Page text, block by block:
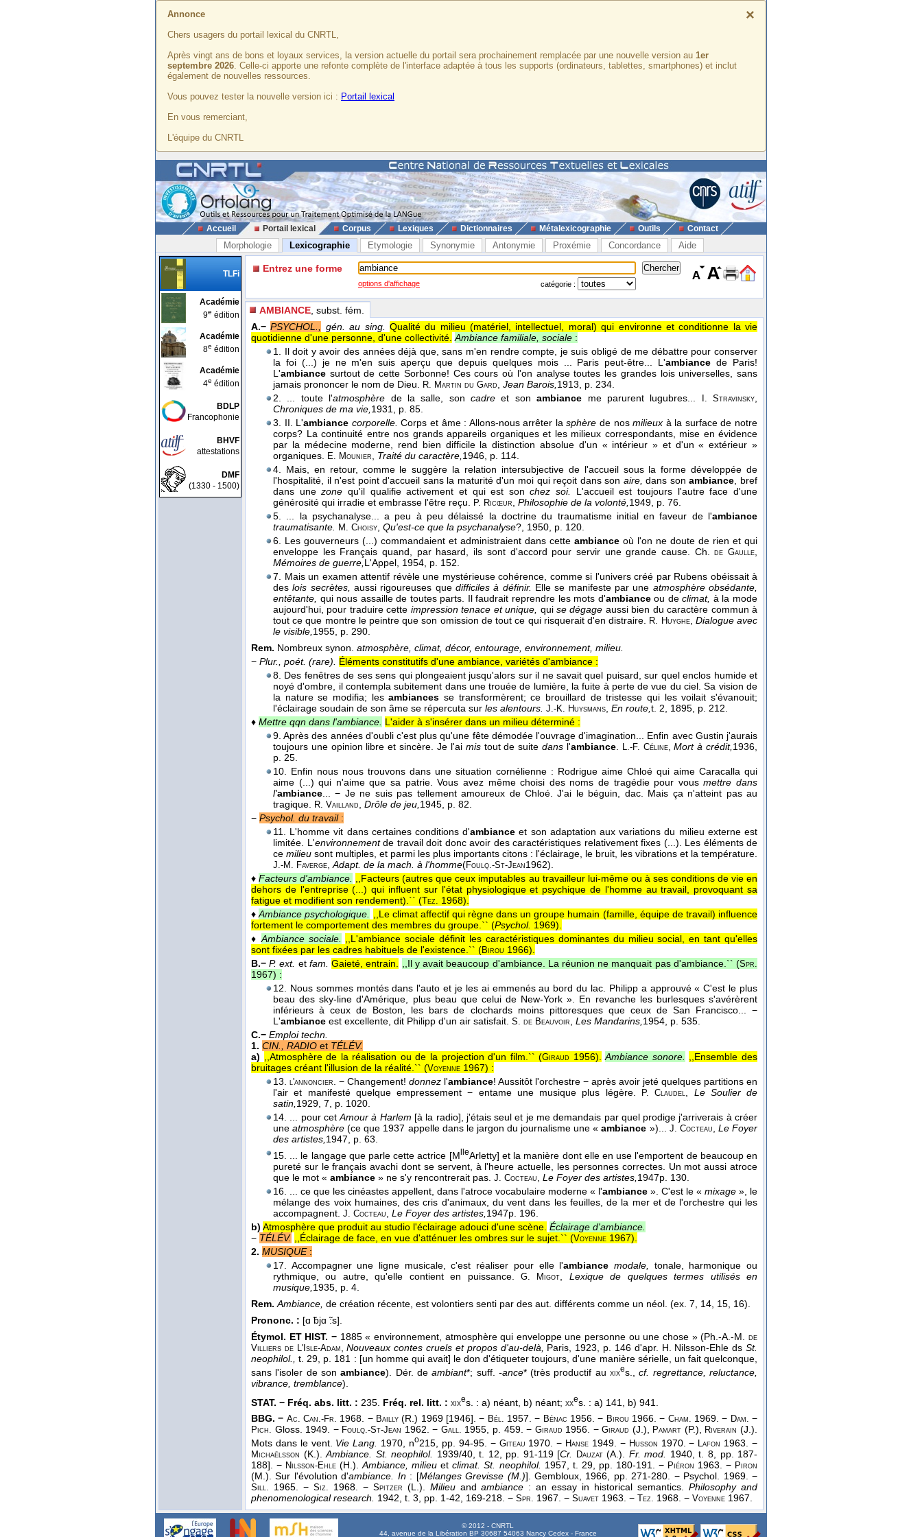
×
Annonce
Chers usagers du portail lexical du CNRTL,
Après vingt ans de bons et loyaux services, la version actuelle du portail sera prochainement remplacée par une nouvelle version au 1er
septembre 2026. Celle-ci apporte une refonte complète de l'interface adaptée à tous les supports (ordinateurs, tablettes, smartphones) et inclut
également de nouvelles ressources.
Vous pouvez tester la nouvelle version ici : Portail lexical
En vous remerciant,
L'équipe du CNRTL
Accueil Portail lexical Corpus Lexiques Dictionnaires Métalexicographie Outils Contact
Morphologie Lexicographie Etymologie Synonymie Antonymie Proxémie Concordance Aide
TLFi
Académie
9e édition
Académie
8e édition
Académie
4e édition
BDLP
Francophonie
BHVF
attestations
DMF
(1330 - 1500)
Entrez une forme
options d'affichage catégorie :
AMBIANCE , subst. fém.
A.− PSYCHOL., gén. au sing. Qualité du milieu (matériel, intellectuel, moral) qui environne et conditionne la vie
quotidienne d'une personne, d'une collectivité. Ambiance familiale, sociale :
1. Il doit y avoir des années déjà que, sans m'en rendre compte, je suis obligé de me débattre pour conserver
la foi (...) je ne m'en suis aperçu que depuis quelques mois ... Paris peut-être... L'ambiance de Paris!
L'ambiance surtout de cette Sorbonne! Ces cours où l'on analyse toutes les grandes lois universelles, sans
jamais prononcer le nom de Dieu. R. Martin du Gard, Jean Barois,1913, p. 234.
2. ... toute l'atmosphère de la salle, son cadre et sonambiance me parurent lugubres... I. Stravinsky,
Chroniques de ma vie,1931, p. 85.
3. II. L'ambiance corporelle.Corps et âme : Allons-nous arrêter lasphère de nosmilieux à la surface de notre
corps? La continuité entre nos grands appareils organiques et les milieux correspondants, mise en évidence
par la médecine moderne, rend bien difficile la distinction absolue d'un « intérieur » et d'un « extérieur »
organiques. E. Mounier, Traité du caractère,1946, p. 114.
4. Mais, en retour, comme le suggère la relation intersubjective de l'accueil sous la forme développée de
l'hospitalité, il n'est point d'accueil sans la maturité d'un moi qui reçoit dans son aire, dans sonambiance, bref
dans unezone qu'il qualifie activement et qui est sonchez soi.
L'accueil est toujours l'autre face d'une
générosité qui irradie et embrasse l'être reçu. P. Ricœur, Philosophie de la volonté,1949, p. 76.
5. ... la psychanalyse... a peu à peu délaissé la doctrine du traumatisme initial en faveur de l'ambiance
traumatisante. M. Choisy, Qu'est-ce que la psychanalyse?, 1950, p. 120.
6. Les gouverneurs (...) commandaient et administraient dans cette ambiance où l'on ne doute de rien et qui
enveloppe les Français quand, par hasard, ils sont d'accord pour servir une grande cause. Ch.de Gaulle,
Mémoires de guerre,L'Appel, 1954, p. 152.
7. Mais un examen attentif révèle une mystérieuse cohérence, comme si l'univers créé par Rubens obéissait à
deslois secrètes, aussi rigoureuses quedifficiles à définir. Elle se manifeste par une atmosphère obsédante,
entêtante, qui nous assaille de toutes parts. Il faudrait reprendre les mots d'ambianceou declimat, à la mode
aujourd'hui, pour traduire cette impression tenace et unique, qui se dégage aussi bien du caractère commun à
tout ce que montre le peintre que son omission de tout ce qui risquerait d'en distraire. R. Huyghe, Dialogue avec
le visible,1955, p. 290.
Rem. Nombreux synon. atmosphère, climat, décor, entourage, environnement, milieu.
− Plur., poét. (rare). Éléments constitutifs d'une ambiance, variétés d'ambiance :
8. Des fenêtres de ses sens qui plongeaient jusqu'alors sur il ne savait quel puisard, sur quel enclos humide et
noyé d'ombre, il contempla subitement dans une trouée de lumière, la fuite à perte de vue du ciel. Sa vision de
la nature se modifia; lesambiancesse transformèrent; ce brouillard de tristesse qui les voilait s'évanouit;
l'éclairage soudain de son âme se répercuta sur les alentours. J.-K. Huysmans, En route,t. 2, 1895, p. 212.
♦ Mettre qqn dans l'ambiance. L'aider à s'insérer dans un milieu déterminé :
9. Après des années d'oubli c'est plus qu'une fête démodée l'ouvrage d'imagination... Enfin avec Gustin j'aurais
toujours une opinion libre et sincère. Je l'ai mistout de suitedans l'ambiance. L.-F. Céline,Mort à crédit,1936,
p. 25.
10. Enfin nous nous trouvons dans une situation cornélienne : Rodrigue aime Chloé qui aime Caracalla qui
aime (...) qui n'aime que sa patrie. Vous avez même choisi des noms de tragédie pour vousmettre dans
l'ambiance... − Je ne suis pas tellement amoureux de Chloé. J'ai le béguin, dac. Mais ça n'atteint pas au
tragique. R. Vailland, Drôle de jeu,1945, p. 82.
− Psychol. du travail:
11. L'homme vit dans certaines conditions d'ambianceet son adaptation aux variations du milieu externe est
limitée. L'environnementde travail doit donc avoir des caractéristiques relativement fixes (...). Les éléments de
ce milieu sont multiples, et parmi les plus importants citons : l'éclairage, le bruit, les vibrations et la température.
J.-M. Faverge,Adapt. de la mach. à l'homme(Foulq.-St-Jean1962).
♦Facteurs d'ambiance. ,,Facteurs (autres que ceux imputables au travailleur lui-même ou à ses conditions de vie en
dehors de l'entreprise (...) qui influent sur l'état physiologique et psychique de l'homme au travail, provoquant sa
fatigue et modifient son rendement).`` ( Tez. 1968).
♦Ambiance psychologique. ,,Le climat affectif qui règne dans un groupe humain (famille, équipe de travail) influence
fortement le comportement des membres du groupe.`` (Psychol. 1969).
♦Ambiance sociale. ,,L'ambiance sociale définit les caractéristiques dominantes du milieu social, en tant qu'elles
sont fixées par les cadres habituels de l'existence.`` (Birou 1966).
B.− P. ext. et fam. Gaieté, entrain. ,,Il y avait beaucoup d'ambiance. La réunion ne manquait pas d'ambiance.`` (Spr.
1967) :
12. Nous sommes montés dans l'auto et je les ai emmenés au bord du lac. Philipp a approuvé « C'est le plus
beau des sky-line d'Amérique, plus beau que celui de New-York ». En revanche les burlesques s'avérèrent
inférieurs à ceux de Boston, les bars de clochards moins pittoresques que ceux de San Francisco... −
L'ambiance est excellente, dit Philipp d'un air satisfait. S. de Beauvoir, Les Mandarins,1954, p. 535.
C.− Emploi techn.
1. CIN., RADIO et TÉLÉV.
a) ,,Atmosphère de la réalisation ou de la projection d'un film.`` (Giraud 1956). Ambiance sonore. ,,Ensemble des
bruitages créant l'illusion de la réalité.`` (Voyenne 1967) :
13. l'annoncier. − Changement! donnez l'ambiance! Aussitôt l'orchestre − après avoir jeté quelques partitions en
l'air et manifesté quelque empressement − entame une musique plus légère.
P. Claudel, Le Soulier de
satin,1929, 7, p. 1020.
14. ... pour cetAmour à Harlem [à la radio], j'étais seul et je me demandais par quel prodige j'arriverais à créer
uneatmosphère (ce que 1937 appelle dans le jargon du journalisme une «ambiance »)... J. Cocteau, Le Foyer
des artistes,1947, p. 63.
15. ... le langage que parle cette actrice [M lleArletty] et la manière dont elle en use l'emportent de beaucoup en
pureté sur le français avachi dont se servent, à l'heure actuelle, les personnes correctes. Un mot aussi atroce
que le mot « ambiance » ne s'y rencontrerait pas. J. Cocteau Le Foyer des artistes, 1947p. 130.
16. ... ce que les cinéastes appellent, dans l'atroce vocabulaire moderne « l'ambiance ». C'est le « mixage », le
mélange des voix humaines, des cris d'animaux, du vent dans les feuilles, de la mer et de l'orchestre qui les
accompagnent. J. Cocteau Le Foyer des artistes, 1947p. 196.
b) Atmosphère que produit au studio l'éclairage adouci d'une scène. Éclairage d'ambiance.
− TÉLÉV. ,,Éclairage de face, en vue d'atténuer les ombres sur le sujet.`` (Voyenne 1967).
2. MUSIQUE:
17. Accompagner une ligne musicale, c'est réaliser pour elle l'ambiance modale,
tonale, harmonique ou
rythmique, ou autre, qu'elle contient en puissance. G. Migot
Lexique de quelques termes utilisés en
musique, 1935 , p. 4.
Rem. Ambiance, de création récente, est volontiers senti par des aut. différents comme un néol. (ex. 7, 14, 15, 16).
Prononc. : [ɑ ̃bjɑ ̃:s].
Étymol. ET HIST. −1885 « environnement, atmosphère qui enveloppe une personne ou une chose » (Ph.-A.-M.de
Villiers de L'Isle-Adam
,Nouveaux contes cruels et propos d'au-delà, Paris, 1923, p. 146 d'apr. H. Nilsson-Ehle dsSt.
neophilol.,
t. 29, p. 181 : [un homme qui avait] le don d'étiqueter toujours, d'une manière sérielle, un fait quelconque,
sans l'isoler de sonambiance). Dér. deambiant*; suff. -ance* (très productif auxixes.,cf. regrettance, reluctance,
vibrance, tremblance).
STAT. − Fréq. abs. litt. : 235. Fréq. rel. litt. : xixes. : a) néant, b) néant; xxes. : a) 141, b) 941.
BBG. − Ac. Can.-Fr. 1968. − Bailly (R.) 1969 [1946]. − Bél. 1957. − Bénac 1956. − Birou 1966. − Cham. 1969. − Dam. −
Pich. Gloss. 1949. − Foulq.-St-Jean 1962. − Gall. 1955, p. 459. − Giraud 1956. −Giraud (J.), Pamart (P.), Riverain (J.).
Mots dans le vent. Vie Lang. 1970, no215, pp. 94-95. − Giteau 1970. − Hanse 1949. − Husson 1970. − Lafon 1963. −
Michaëlsson (K.).Ambiance. St. neophilol. 1939/40, t. 12, pp. 91-119 [Cr. Dauzat(A.). Fr. mod.
1940, t. 8, pp. 187-
188]. − Nilsson-Ehle(H.).Ambiance, milieu etclimat. St. neophilol. 1957, t. 29, pp. 180-191. − Piéron 1963. − Piron
(M.). Sur l'évolution d'ambiance. In: [Mélanges Grevisse (M.)]. Gembloux, 1966, pp. 271-280. − Psychol. 1969. −
Sill. 1965. − Siz. 1968. − Spitzer (L.). Milieu andambiance : an essay in historical semantics.Philosophy and
phenomenological research.
1942, t. 3, pp. 1-42, 169-218. − Spr. 1967. − Suavet 1963. − Tez. 1968. − Voyenne 1967.
© 2012 - CNRTL
44, avenue de la Libération BP 30687 54063 Nancy Cedex - France